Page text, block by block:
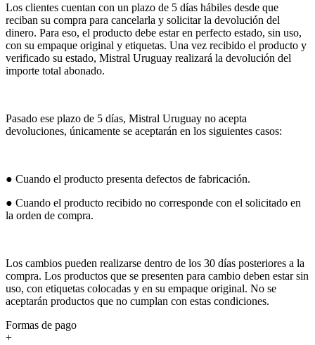
Los clientes cuentan con un plazo de 5 días hábiles desde que
reciban su compra para cancelarla y solicitar la devolución del
dinero. Para eso, el producto debe estar en perfecto estado, sin uso,
con su empaque original y etiquetas. Una vez recibido el producto y
verificado su estado, Mistral Uruguay realizará la devolución del
importe total abonado.
Pasado ese plazo de 5 días, Mistral Uruguay no acepta
devoluciones, únicamente se aceptarán en los siguientes casos:
● Cuando el producto presenta defectos de fabricación.
● Cuando el producto recibido no corresponde con el solicitado en
la orden de compra.
Los cambios pueden realizarse dentro de los 30 días posteriores a la
compra. Los productos que se presenten para cambio deben estar sin
uso, con etiquetas colocadas y en su empaque original. No se
aceptarán productos que no cumplan con estas condiciones.
Formas de pago
+